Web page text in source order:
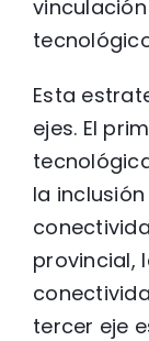
Esta
ejes. El
la
provincial,
tercer eje